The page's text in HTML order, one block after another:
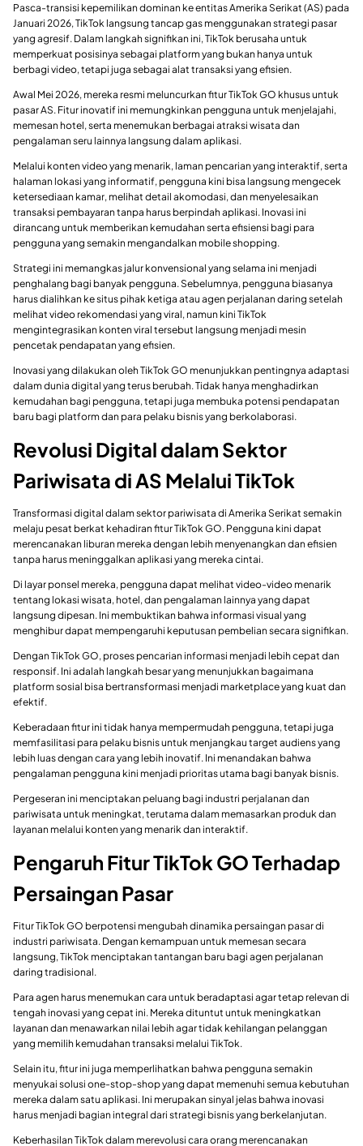
Pasca-transisi kepemilikan dominan ke entitas Amerika Serikat (AS) pada
Januari 2026, TikTok langsung tancap gas menggunakan strategi pasar
yang agresif. Dalam langkah signifikan ini, TikTok berusaha untuk
memperkuat posisinya sebagai platform yang bukan hanya untuk
berbagi video, tetapi juga sebagai alat transaksi yang efisien.
Awal Mei 2026, mereka resmi meluncurkan fitur TikTok GO khusus untuk
pasar AS. Fitur inovatif ini memungkinkan pengguna untuk menjelajahi,
memesan hotel, serta menemukan berbagai atraksi wisata dan
pengalaman seru lainnya langsung dalam aplikasi.
Melalui konten video yang menarik, laman pencarian yang interaktif, serta
halaman lokasi yang informatif, pengguna kini bisa langsung mengecek
ketersediaan kamar, melihat detail akomodasi, dan menyelesaikan
transaksi pembayaran tanpa harus berpindah aplikasi. Inovasi ini
dirancang untuk memberikan kemudahan serta efisiensi bagi para
pengguna yang semakin mengandalkan mobile shopping.
Strategi ini memangkas jalur konvensional yang selama ini menjadi
penghalang bagi banyak pengguna. Sebelumnya, pengguna biasanya
harus dialihkan ke situs pihak ketiga atau agen perjalanan daring setelah
melihat video rekomendasi yang viral, namun kini TikTok
mengintegrasikan konten viral tersebut langsung menjadi mesin
pencetak pendapatan yang efisien.
Inovasi yang dilakukan oleh TikTok GO menunjukkan pentingnya adaptasi
dalam dunia digital yang terus berubah. Tidak hanya menghadirkan
kemudahan bagi pengguna, tetapi juga membuka potensi pendapatan
baru bagi platform dan para pelaku bisnis yang berkolaborasi.
Revolusi Digital dalam Sektor
Pariwisata di AS Melalui TikTok
Transformasi digital dalam sektor pariwisata di Amerika Serikat semakin
melaju pesat berkat kehadiran fitur TikTok GO. Pengguna kini dapat
merencanakan liburan mereka dengan lebih menyenangkan dan efisien
tanpa harus meninggalkan aplikasi yang mereka cintai.
Di layar ponsel mereka, pengguna dapat melihat video-video menarik
tentang lokasi wisata, hotel, dan pengalaman lainnya yang dapat
langsung dipesan. Ini membuktikan bahwa informasi visual yang
menghibur dapat mempengaruhi keputusan pembelian secara signifikan.
Dengan TikTok GO, proses pencarian informasi menjadi lebih cepat dan
responsif. Ini adalah langkah besar yang menunjukkan bagaimana
platform sosial bisa bertransformasi menjadi marketplace yang kuat dan
efektif.
Keberadaan fitur ini tidak hanya mempermudah pengguna, tetapi juga
memfasilitasi para pelaku bisnis untuk menjangkau target audiens yang
lebih luas dengan cara yang lebih inovatif. Ini menandakan bahwa
pengalaman pengguna kini menjadi prioritas utama bagi banyak bisnis.
Pergeseran ini menciptakan peluang bagi industri perjalanan dan
pariwisata untuk meningkat, terutama dalam memasarkan produk dan
layanan melalui konten yang menarik dan interaktif.
Pengaruh Fitur TikTok GO Terhadap
Persaingan Pasar
Fitur TikTok GO berpotensi mengubah dinamika persaingan pasar di
industri pariwisata. Dengan kemampuan untuk memesan secara
langsung, TikTok menciptakan tantangan baru bagi agen perjalanan
daring tradisional.
Para agen harus menemukan cara untuk beradaptasi agar tetap relevan di
tengah inovasi yang cepat ini. Mereka dituntut untuk meningkatkan
layanan dan menawarkan nilai lebih agar tidak kehilangan pelanggan
yang memilih kemudahan transaksi melalui TikTok.
Selain itu, fitur ini juga memperlihatkan bahwa pengguna semakin
menyukai solusi one-stop-shop yang dapat memenuhi semua kebutuhan
mereka dalam satu aplikasi. Ini merupakan sinyal jelas bahwa inovasi
harus menjadi bagian integral dari strategi bisnis yang berkelanjutan.
Keberhasilan TikTok dalam merevolusi cara orang merencanakan